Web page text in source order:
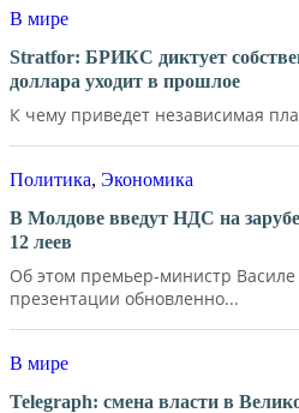
В мире
Stratfor: БРИКС диктует
доллара уходит в прошлое
К чему приведет независимая
Политика, Экономика
В Молдове введут НДС на
12 леев
Об этом премьер-министр
презентации обновленно...
В мире
Telegraph: смена власти в